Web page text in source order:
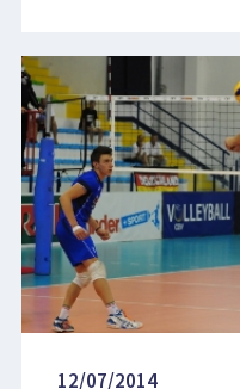
12/07/2014